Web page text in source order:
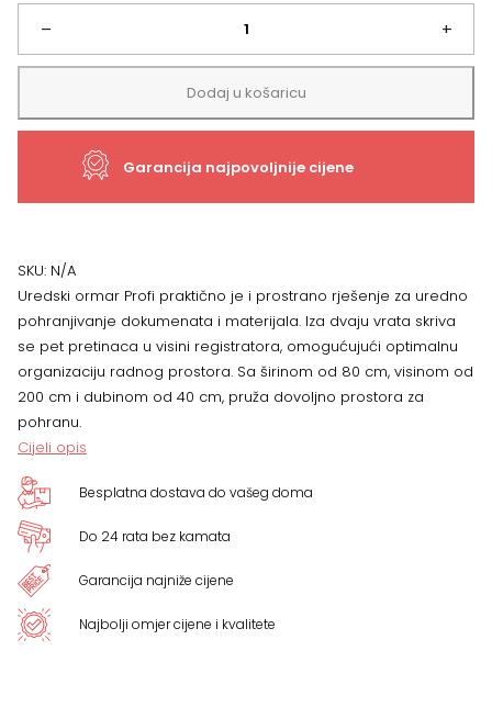
–
Uredski
ormar
Profi
BOJA
+
Dodaj u košaricu
Garancija najpovoljnije cijene
SKU: N/A
Uredski ormar Profi praktično je i prostrano rješenje za uredno
pohranjivanje dokumenata i materijala. Iza dvaju vrata skriva
se pet pretinaca u visini registratora, omogućujući optimalnu
organizaciju radnog prostora. Sa širinom od 80 cm, visinom od
200 cm i dubinom od 40 cm, pruža dovoljno prostora za
pohranu.
Cijeli opis
Besplatna dostava do vašeg doma
Do 24 rata bez kamata
Garancija najniže cijene
Najbolji omjer cijene i kvalitete